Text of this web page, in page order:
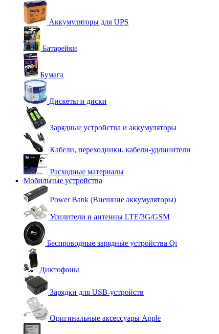
Аккумуляторы для UPS
Батарейки
Бумага
Дискеты и диски
Зарядные устройства и аккумуляторы
Кабели, переходники, кабели-удлинители
Расходные материалы
Мобильные устройства
Power Bank (Внешние аккумуляторы)
Усилители и антенны LTE/3G/GSM
Беспроводные зарядные устройства Qi
Диктофоны
Зарядки для USB-устройств
Оригинальные аксессуары Apple